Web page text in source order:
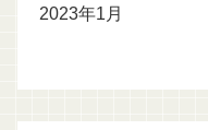
2023年1月